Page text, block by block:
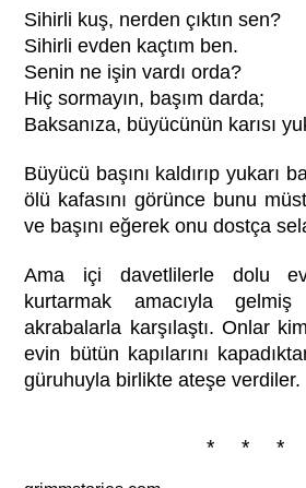
Sihirli kuş, nerden çıktın sen?
Sihirli evden kaçtım ben.
Senin ne işin vardı orda?
Hiç sormayın, başım darda;
Baksanıza, büyücünün karısı
Büyücü başını kaldırıp yukarı
ölü kafasını görünce bunu
ve başını eğerek onu dostça
Ama içi davetlilerle dolu
kurtarmak amacıyla
akrabalarla karşılaştı. Onlar
evin bütün kapılarını
güruhuyla birlikte ateşe verdiler.
* * *